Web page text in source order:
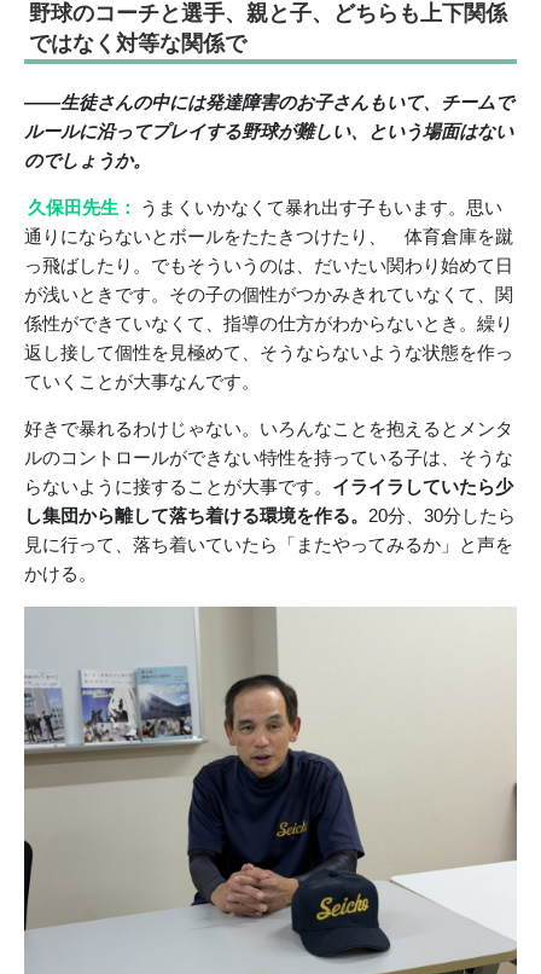
野球のコーチと選手、親と子、どちらも上下関係
ではなく対等な関係で
――生徒さんの中には発達障害のお子さんもいて、チームで
ルールに沿ってプレイする野球が難しい、という場面はない
のでしょうか。
久保田先生：
うまくいかなくて暴れ出す子もいます。思い
通りにならないとボールをたたきつけたり、 体育倉庫を蹴
っ飛ばしたり。でもそういうのは、だいたい関わり始めて日
が浅いときです。その子の個性がつかみきれていなくて、関
係性ができていなくて、指導の仕方がわからないとき。繰り
返し接して個性を見極めて、そうならないような状態を作っ
ていくことが大事なんです。
好きで暴れるわけじゃない。いろんなことを抱えるとメンタ
ルのコントロールができない特性を持っている子は、そうな
らないように接することが大事です。 イライラしていたら少
し集団から離して落ち着ける環境を作る。 20分、30分したら
見に行って、落ち着いていたら「またやってみるか」と声を
かける。